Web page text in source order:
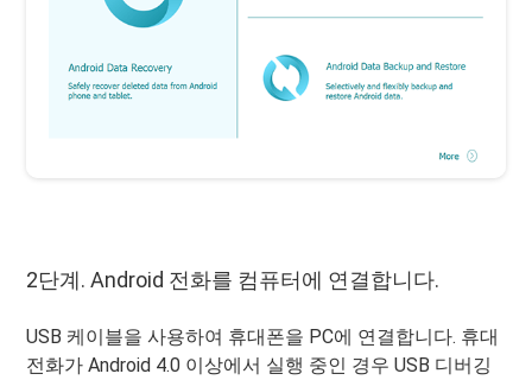
2단계. Android 전화를 컴퓨터에 연결합니다.
USB 케이블을 사용하여 휴대폰을 PC에 연결합니다. 휴대
전화가 Android 4.0 이상에서 실행 중인 경우 USB 디버깅